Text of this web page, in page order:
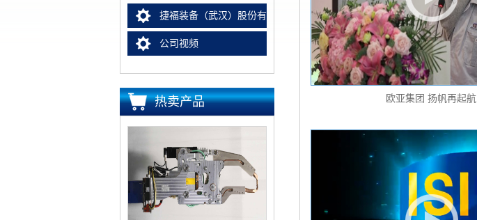
捷福装备（武汉）股份有限公司电阻焊产品#c
公司视频
热卖产品 欧亚集团 扬帆再起航